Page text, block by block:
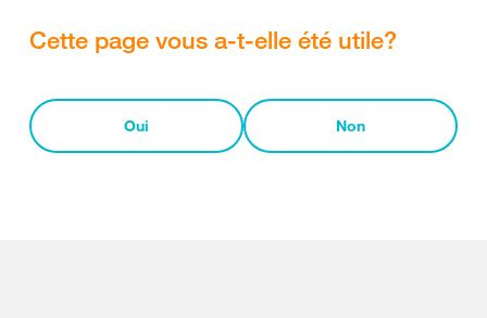
Cette page vous a-t-elle été utile?
Oui Non